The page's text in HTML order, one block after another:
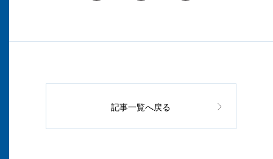
記事一覧へ戻る